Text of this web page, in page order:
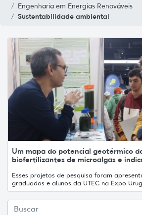
Engenharia em Energias Renováveis
Sustentabilidade ambiental
Um mapa do potencial geotérmico
biofertilizantes de microalgas e
Esses projetos de pesquisa foram
graduados e alunos da UTEC na Expo